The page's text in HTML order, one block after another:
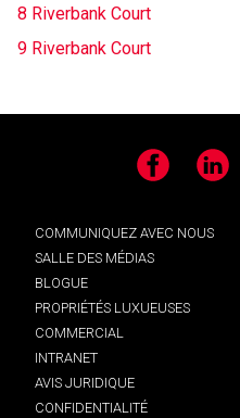
8 Riverbank Court
9 Riverbank Court
Facebook LinkedIn
COMMUNIQUEZ AVEC NOUS
SALLE DES MÉDIAS
BLOGUE
PROPRIÉTÉS LUXUEUSES
COMMERCIAL
INTRANET
AVIS JURIDIQUE
CONFIDENTIALITÉ